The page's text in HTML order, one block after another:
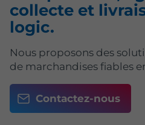
collecte et
logic.
Nous proposons des
de marchandises fiables
Contactez-nous